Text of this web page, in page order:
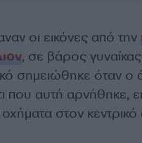
οι εικόνες από την
, σε βάρος
σημειώθηκε όταν
που αυτή αρνήθηκε,
στον